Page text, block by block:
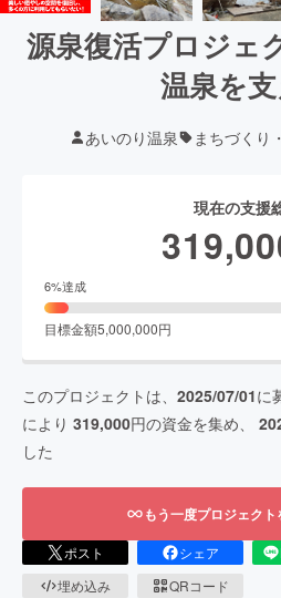
源泉復活プロジェ
温泉を
あいのり温泉 まちづくり
現在の支援
6%達成
目標金額5,000,000円
このプロジェクトは、 2025/07/01に
により 319,000円の資金を集め、
した
もう一度プロジェク
ポスト シェア
埋め込み
QRコード